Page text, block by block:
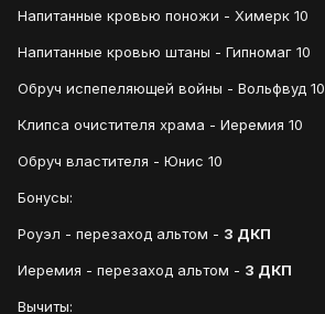
Напитанные кровью поножи - Химерк 10
Напитанные кровью штаны - Гипномаг 10
Обруч испепеляющей войны - Вольфвуд 10
Клипса очистителя храма - Иеремия 10
Обруч властителя - Юнис 10
Бонусы:
Роуэл - перезаход альтом - 3 ДКП
Иеремия - перезаход альтом - 3 ДКП
Вычиты: